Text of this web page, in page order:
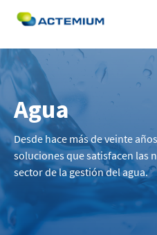
Sobre Actemium
Soluciones
Segmentos
ESG
Buscar:
Agua
Desde hace más de veinte
soluciones que satisfacen las
sector de la gestión del agua.